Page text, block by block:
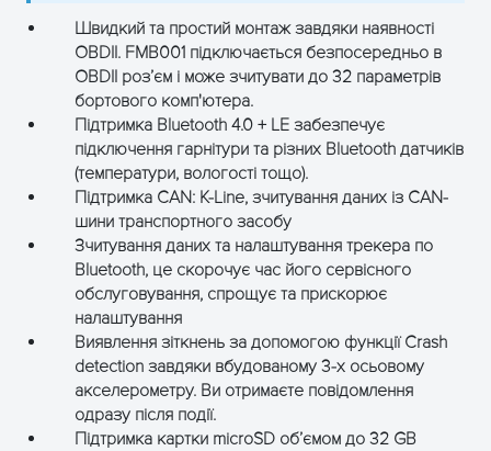
Швидкий та простий монтаж завдяки наявності
OBDII. FMB001 підключається безпосередньо в
OBDII роз’єм і може зчитувати до 32 параметрів
бортового комп'ютера.
Підтримка Bluetooth 4.0 + LE забезпечує
підключення гарнітури та різних Bluetooth датчиків
(температури, вологості тощо).
Підтримка CAN: K-Line, зчитування даних із CAN-
шини транспортного засобу
Зчитування даних та налаштування трекера по
Bluetooth, це скорочує час його сервісного
обслуговування, спрощує та прискорює
налаштування
Виявлення зіткнень за допомогою функції Crash
detection завдяки вбудованому 3-х осьовому
акселерометру. Ви отримаєте повідомлення
одразу після події.
Підтримка картки microSD об’ємом до 32 GB
ОТРИМАТИ КОНСУЛЬТАЦІЮ